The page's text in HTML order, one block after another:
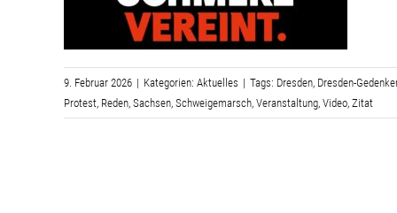
9. Februar 2026 | Kategorien: Aktuelles | Tags: Dresden, Dresden-
Protest, Reden, Sachsen, Schweigemarsch, Veranstaltung, Video, Zitat